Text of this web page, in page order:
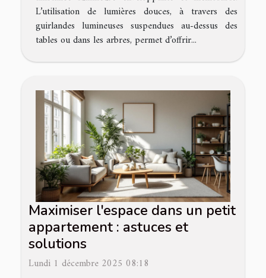
L’utilisation de lumières douces, à travers des
guirlandes lumineuses suspendues au-dessus des
tables ou dans les arbres, permet d’offrir...
Maximiser l'espace dans un petit
appartement : astuces et
solutions
Lundi 1 décembre 2025 08:18